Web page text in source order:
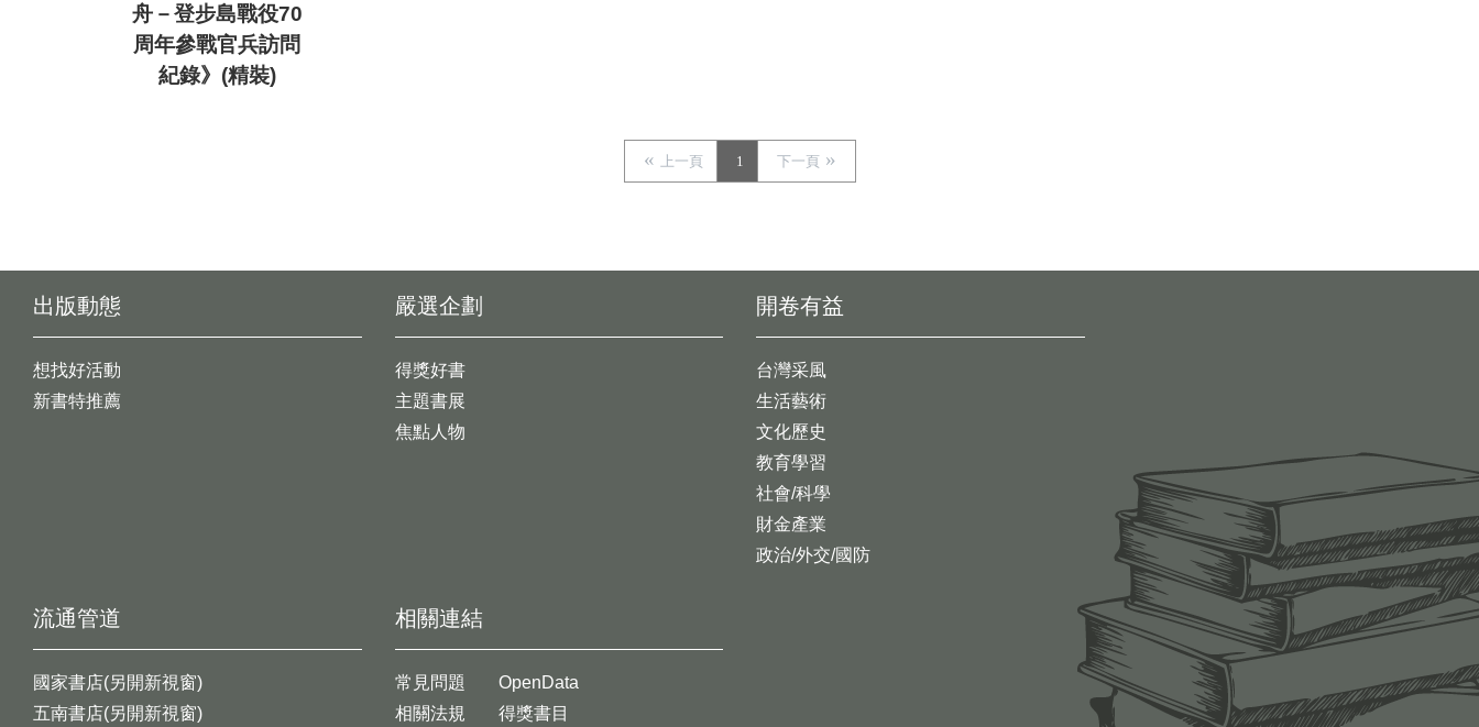
舟－登步島戰役70
周年參戰官兵訪問
紀錄》(精裝)
上一頁 1 下一頁
出版動態
想找好活動
新書特推薦
開卷有益
台灣采風
生活藝術
文化歷史
教育學習
社會/科學
財金產業
政治/外交/國防
嚴選企劃
得獎好書
主題書展
焦點人物
流通管道
國家書店(另開新視窗)
五南書店(另開新視窗)
相關連結
常見問題
相關法規
OpenData
得獎書目